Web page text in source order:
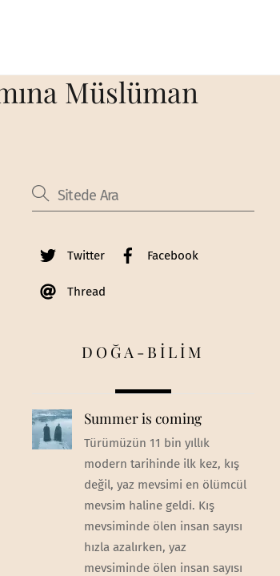
Müslüman
Twitter Facebook
Thread
DOĞA-BİLİM
Summer is coming
Türümüzün 11 bin yıllık
modern tarihinde ilk kez, kış
değil, yaz mevsimi en ölümcül
mevsim haline geldi. Kış
mevsiminde ölen insan sayısı
hızla azalırken, yaz
mevsiminde ölen insan sayısı